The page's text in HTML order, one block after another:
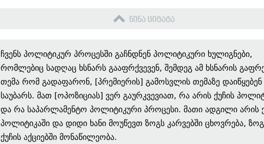
წინა ციტატა
ჩვენს პოლიტიკურ პროცესში გაჩნდნენ პოლიტიკური ხულიგნები,
რომლებიც სადღაც ხსნარს გააფრქვევენ, შემდეგ ამ ხსნარის
თემა რომ გადაფარონ, [პრემიერის] გამოსვლის თემაზე დაიწყებენ
საუბარს. მათ [ოპოზიციას] ვერ გაურკვევიათ, რა არის ქუჩის
და რა საპარლამენტო პოლიტიკური პროცესი. მათი ადგილი არის
პოლიტიკაში და დიდი ხანი მოუწევთ ზოგს კარვებში ცხოვრება,
ქუჩის აქციებში მონაწილეობა.